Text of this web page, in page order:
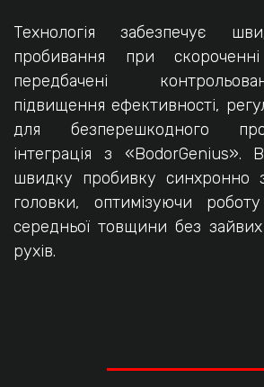
Технологія забезпечує
пробивання при
передбачені
підвищення ефективності,
для безперешкодного
інтеграція з «BodorGenius».
швидку пробивку синхронно
головки, оптимізуючи
середньої товщини без
рухів.